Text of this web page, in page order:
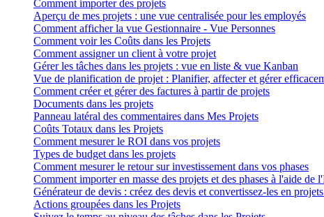
Comment importer des projets
Aperçu de mes projets : une vue centralisée pour les employés
Comment afficher la vue Gestionnaire - Vue Personnes
Comment voir les Coûts dans les Projets
Comment assigner un client à votre projet
Gérer les tâches dans les projets : vue en liste & vue Kanban
Vue de planification de projet : Planifier, affecter et gérer
Comment créer et gérer des factures à partir de projets
Documents dans les projets
Panneau latéral des commentaires dans Mes Projets
Coûts Totaux dans les Projets
Comment mesurer le ROI dans vos projets
Types de budget dans les projets
Comment mesurer le retour sur investissement dans vos phases
Comment importer en masse des projets et des phases à l'aide de
Générateur de devis : créez des devis et convertissez-les en
Actions groupées dans les Projets